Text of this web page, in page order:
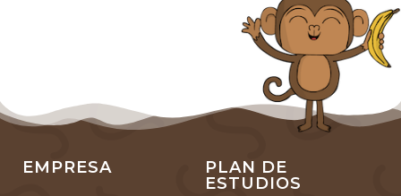
EMPRESA
PLAN DE
ESTUDIOS